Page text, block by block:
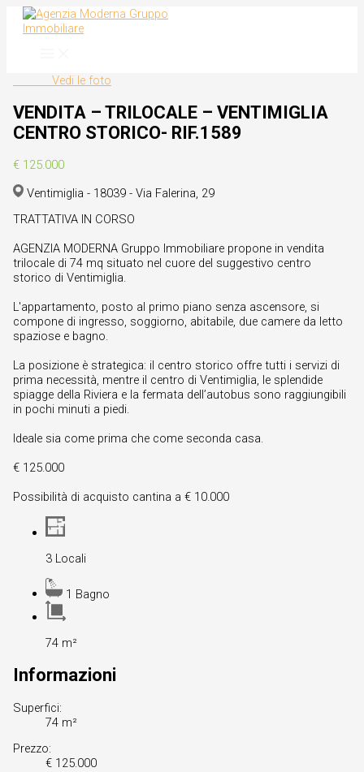
contenuto
Vedi le foto
VENDITA – TRILOCALE – VENTIMIGLIA
CENTRO STORICO- RIF.1589
€ 125.000
Ventimiglia - 18039 - Via Falerina, 29
TRATTATIVA IN CORSO
AGENZIA MODERNA Gruppo Immobiliare propone in vendita
trilocale di 74 mq situato nel cuore del suggestivo centro
storico di Ventimiglia.
L'appartamento, posto al primo piano senza ascensore, si
compone di ingresso, soggiorno, abitabile, due camere da letto
spaziose e bagno.
La posizione è strategica: il centro storico offre tutti i servizi di
prima necessità, mentre il centro di Ventimiglia, le splendide
spiagge della Riviera e la fermata dell’autobus sono raggiungibili
in pochi minuti a piedi.
Ideale sia come prima che come seconda casa.
€ 125.000
Possibilità di acquisto cantina a € 10.000
3 Locali
1 Bagno
74 m²
Informazioni
Superfici:
74 m²
Prezzo:
€ 125.000